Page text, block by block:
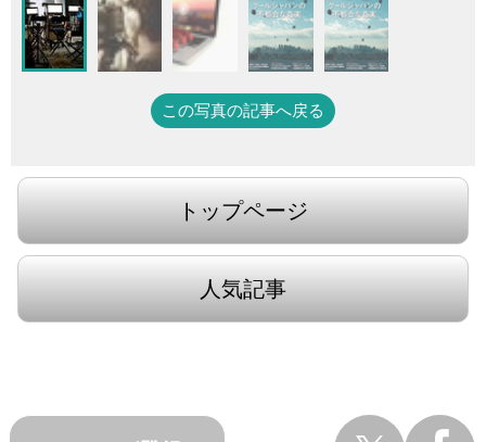
この写真の記事へ戻る
トップページ
人気記事